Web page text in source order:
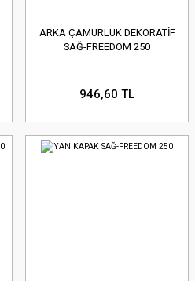
ARKA ÇAMURLUK DEKORATİF
SAĞ-FREEDOM 250
946,60 TL